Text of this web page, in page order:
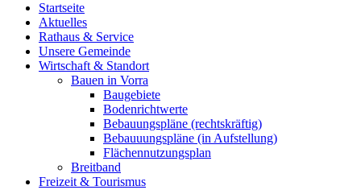
Startseite
Aktuelles
Rathaus & Service
Unsere Gemeinde
Wirtschaft & Standort
Bauen in Vorra
Baugebiete
Bodenrichtwerte
Bebauungspläne (rechtskräftig)
Bebauuungspläne (in Aufstellung)
Flächennutzungsplan
Breitband
Freizeit & Tourismus